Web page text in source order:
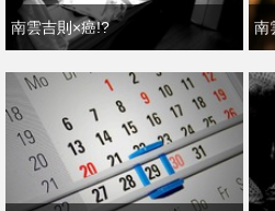
南雲吉則×癌!? 南